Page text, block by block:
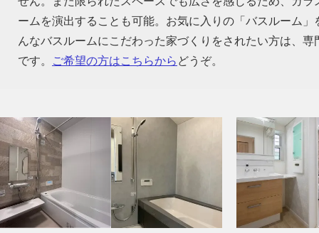
ームを演出することも可能。お気に入りの「バスルーム
んなバスルームにこだわった家づくりをされたい方は、
です。
ご希望の方はこちらから どうぞ。